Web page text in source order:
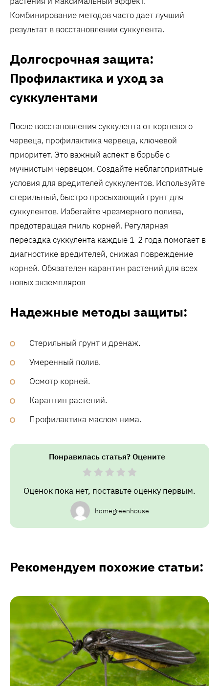
Комбинирование методов часто дает лучший
результат в восстановлении суккулента.
Долгосрочная защита:
Профилактика и уход за
суккулентами
После восстановления суккулента от корневого
червеца, профилактика червеца, ключевой
приоритет. Это важный аспект в борьбе с
мучнистым червецом. Создайте неблагоприятные
условия для вредителей суккулентов. Используйте
стерильный, быстро просыхающий грунт для
суккулентов. Избегайте чрезмерного полива,
предотвращая гниль корней. Регулярная
пересадка суккулента каждые 1-2 года помогает в
диагностике вредителей, снижая повреждение
корней. Обязателен карантин растений для всех
новых экземпляров
Надежные методы защиты:
Стерильный грунт и дренаж.
Умеренный полив.
Осмотр корней.
Карантин растений.
Профилактика маслом нима.
Понравилась статья? Оцените
Оценок пока нет, поставьте оценку первым.
homegreenhouse
Рекомендуем похожие статьи: